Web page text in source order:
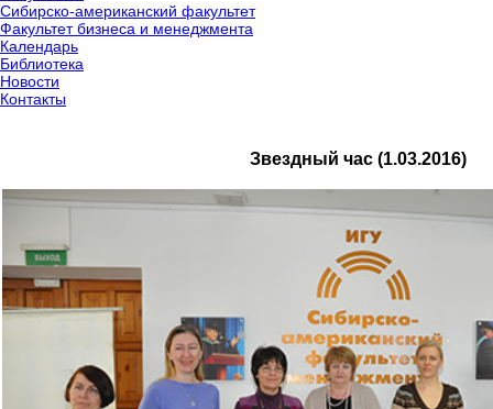
Сибирско-американский факультет
Факультет бизнеса и менеджмента
Календарь
Библиотека
Новости
Контакты
Звездный час (1.03.2016)